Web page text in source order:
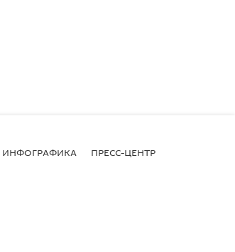
ИНФОГРАФИКА ПРЕСС-ЦЕНТР